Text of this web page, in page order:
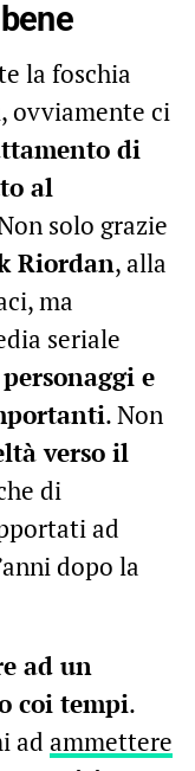
la foschia
ovviamente ci
di
al
solo grazie
Riordan, alla
ma
seriale
e
. Non
verso il
di
ad
dopo la
ad un
coi tempi.
ad ammettere